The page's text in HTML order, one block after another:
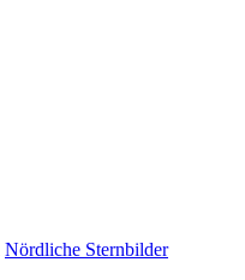
Nördliche Sternbilder